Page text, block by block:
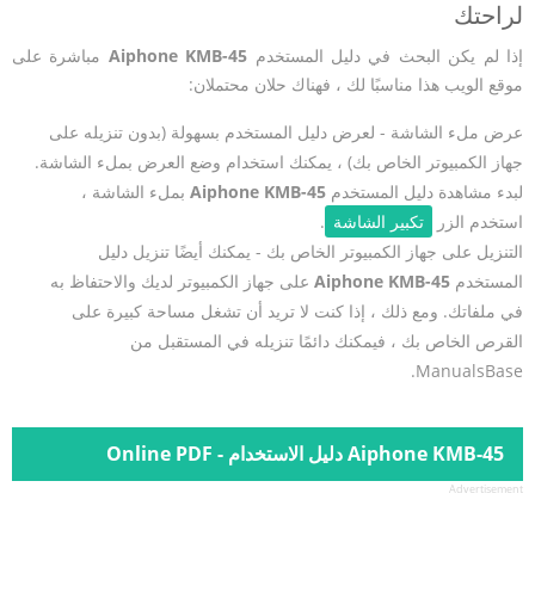
لراحتك
إذا لم يكن البحث في دليل المستخدم Aiphone KMB-45 مباشرة على
موقع الويب هذا مناسبًا لك ، فهناك حلان محتملان:
عرض ملء الشاشة - لعرض دليل المستخدم بسهولة (بدون تنزيله على
جهاز الكمبيوتر الخاص بك) ، يمكنك استخدام وضع العرض بملء الشاشة.
لبدء مشاهدة دليل المستخدم Aiphone KMB-45 بملء الشاشة ،
استخدم الزر
تكبير الشاشة .
التنزيل على جهاز الكمبيوتر الخاص بك - يمكنك أيضًا تنزيل دليل
المستخدم Aiphone KMB-45 على جهاز الكمبيوتر لديك والاحتفاظ به
في ملفاتك. ومع ذلك ، إذا كنت لا تريد أن تشغل مساحة كبيرة على
القرص الخاص بك ، فيمكنك دائمًا تنزيله في المستقبل من
ManualsBase.
Aiphone KMB-45 دليل الاستخدام - Online PDF
Advertisement